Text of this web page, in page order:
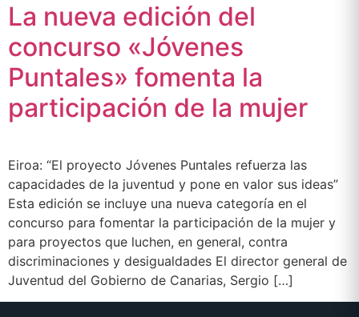
La nueva edición del
concurso «Jóvenes
Puntales» fomenta la
participación de la mujer
Eiroa: “El proyecto Jóvenes Puntales refuerza las
capacidades de la juventud y pone en valor sus ideas”
Esta edición se incluye una nueva categoría en el
concurso para fomentar la participación de la mujer y
para proyectos que luchen, en general, contra
discriminaciones y desigualdades El director general de
Juventud del Gobierno de Canarias, Sergio […]